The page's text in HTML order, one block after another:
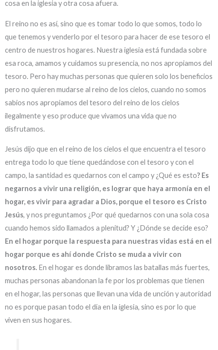
cosa en la iglesia y otra cosa afuera.
El reino no es así, sino que es tomar todo lo que somos, todo lo
que tenemos y venderlo por el tesoro para hacer de ese tesoro el
centro de nuestros hogares. Nuestra iglesia está fundada sobre
esa roca, amamos y cuidamos su presencia, no nos apropiamos del
tesoro. Pero hay muchas personas que quieren solo los beneficios
pero no quieren mudarse al reino de los cielos, cuando no somos
sabios nos apropiamos del tesoro del reino de los cielos
ilegalmente y eso produce que vivamos una vida que no
disfrutamos.
Jesús dijo que en el reino de los cielos el que encuentra el tesoro
entrega todo lo que tiene quedándose con el tesoro y con el
campo, la santidad es quedarnos con el campo y ¿Qué es esto? Es
negarnos a vivir una religión, es lograr que haya armonía en el
hogar, es vivir para agradar a Dios, porque el tesoro es Cristo
Jesús, y nos preguntamos ¿Por qué quedarnos con una sola cosa
cuando hemos sido llamados a plenitud? Y ¿Dónde se decide eso?
En el hogar porque la respuesta para nuestras vidas está en el
hogar porque es ahí donde Cristo se muda a vivir con
nosotros. En el hogar es donde libramos las batallas más fuertes,
muchas personas abandonan la fe por los problemas que tienen
en el hogar, las personas que llevan una vida de unción y autoridad
no es porque pasan todo el día en la iglesia, sino es por lo que
viven en sus hogares.